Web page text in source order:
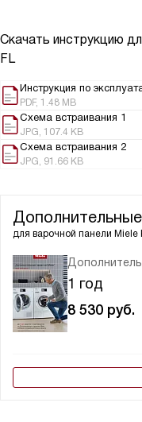
Скачать инструкцию
FL
Инструкция по
PDF, 1.48 MB
Схема встраивания 1
JPG, 107.4 KB
Схема встраивания 2
JPG, 91.66 KB
Дополнительные
для варочной панели Miele
1 год
8 530 руб.